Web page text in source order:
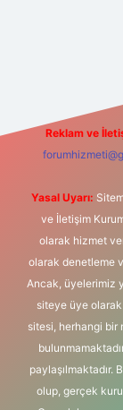
Reklam ve
Yasal Uyarı:
ve İletişim
olarak hizmet
olarak denetleme
Ancak, üyelerimiz
siteye üye olarak
sitesi, herhangi bir
paylaşılmaktadır.
olup, gerçek